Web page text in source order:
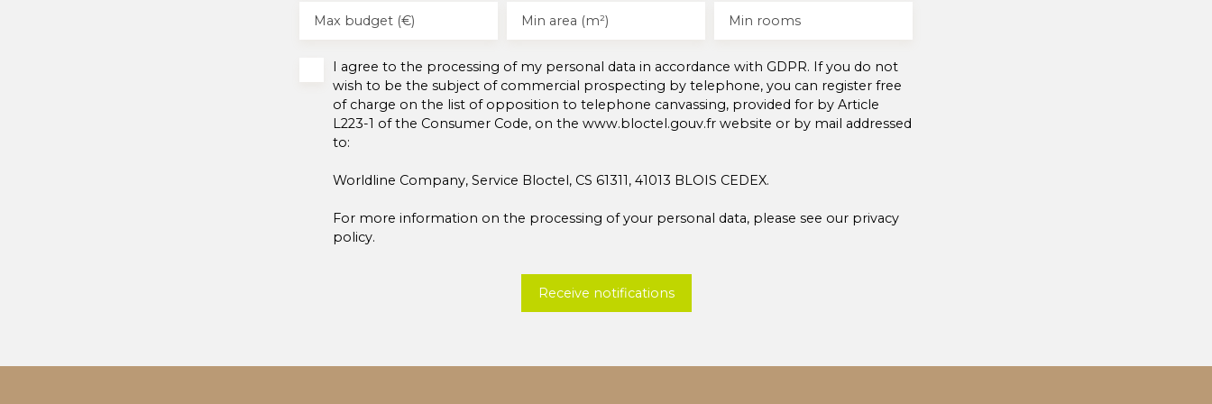
arboré et clôturé propose un espace jardin,
barbecue, petite maisonnette Un garage et 2
demeure Les conforts de belle bâtisse des
années 50 sont : volets motorisés, chauffage gaz
sols carrelages, parquets, fenêtres PVC et bien
plus. La proximité des commodités alentours :
accès au bus Pour toutes demandes de visites
Max budget (€) Min area (m²) Min rooms
I agree to the processing of my personal data in accordance with GDPR. If you do not
wish to be the subject of commercial prospecting by telephone, you can register free
of charge on the list of opposition to telephone canvassing, provided for by Article
L223-1 of the Consumer Code, on the www.bloctel.gouv.fr website or by mail addressed
to:
Worldline Company, Service Bloctel, CS 61311, 41013 BLOIS CEDEX.
For more information on the processing of your personal data, please see our privacy
policy.
Receive notifications